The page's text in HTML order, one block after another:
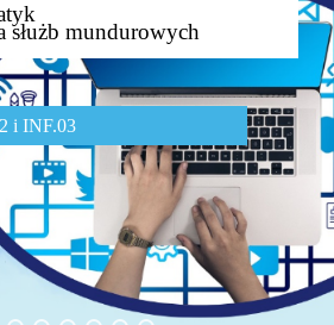
służb mundurowych
i INF.03